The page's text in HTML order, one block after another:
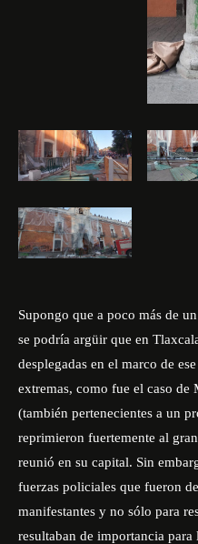
Supongo que a poco más de
se podría argüir que en
desplegadas en el marco de
extremas, como fue el caso de
(también pertenecientes a un
reprimieron fuertemente al
reunió en su capital. Sin
fuerzas policiales que fueron
manifestantes y no sólo para
resultaban de importancia